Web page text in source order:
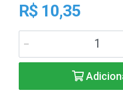
R$ 10,35